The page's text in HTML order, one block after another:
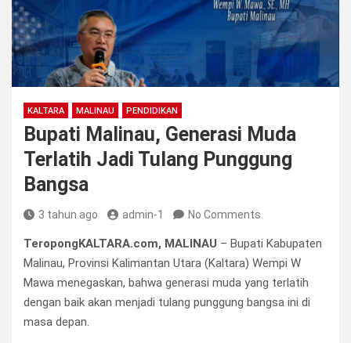
KALTARA MALINAU PENDIDIKAN
Bupati Malinau, Generasi Muda
Terlatih Jadi Tulang Punggung
Bangsa
3 tahun ago admin-1 No Comments
TeropongKALTARA.com, MALINAU – Bupati Kabupaten
Malinau, Provinsi Kalimantan Utara (Kaltara) Wempi W
Mawa menegaskan, bahwa generasi muda yang terlatih
dengan baik akan menjadi tulang punggung bangsa ini di
masa depan.